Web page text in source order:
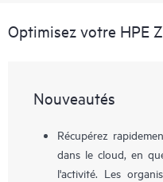
Optimisez votre HPE
Nouveautés
Récupérez
dans le cloud, en
l'activité. Les